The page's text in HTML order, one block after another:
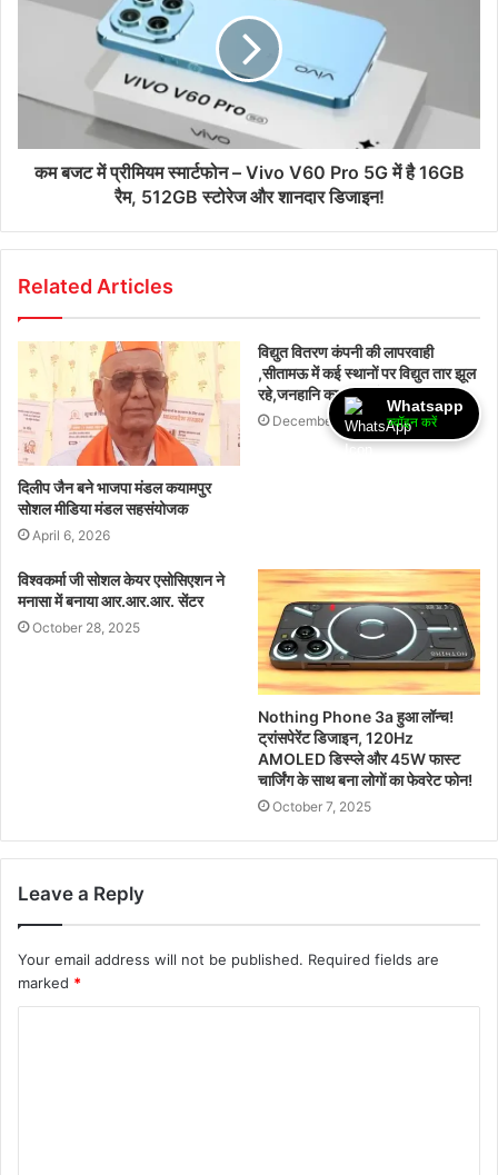
कम बजट में प्रीमियम स्मार्टफोन – Vivo V60 Pro 5G में है 16GB
रैम, 512GB स्टोरेज और शानदार डिजाइन!
Related Articles
दिलीप जैन बने भाजपा मंडल कयामपुर
सोशल मीडिया मंडल सहसंयोजक
April 6, 2026
विद्युत वितरण कंपनी की लापरवाही
,सीतामऊ में कई स्थानों पर विद्युत तार झूल
रहे,जनहानि का बना अंदेशा
December 11, 2025
विश्वकर्मा जी सोशल केयर एसोसिएशन ने
मनासा में बनाया आर.आर.आर. सेंटर
October 28, 2025
Nothing Phone 3a हुआ लॉन्च!
ट्रांसपेरेंट डिजाइन, 120Hz
AMOLED डिस्प्ले और 45W फास्ट
चार्जिंग के साथ बना लोगों का फेवरेट फोन!
October 7, 2025
Leave a Reply
Your email address will not be published. Required fields are
marked *
Whatsapp
ज्वॉइन करें